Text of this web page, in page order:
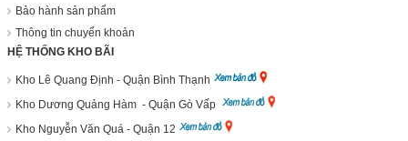
Bảo hành sản phẩm
Thông tin chuyển khoản
HỆ THỐNG KHO BÃI
Kho Lê Quang Định - Quận Bình Thạnh
Kho Dương Quảng Hàm - Quận Gò Vấp
Kho Nguyễn Văn Quá - Quận 12